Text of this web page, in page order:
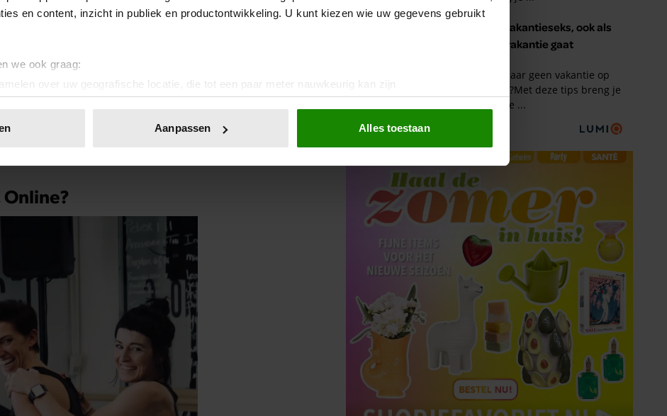
en content, inzicht in publiek en productontwikkeling. U kunt kiezen wie uw gegevens gebruikt
we ook graag:
over uw geografische locatie, die tot een paar meter nauwkeurig kan zijn
door het actief te scannen op specifieke eigenschappen (fingerprinting)
wijzigen of intrekken in de Cookieverklaring.
om content en advertenties te personaliseren, om functies voor social media te bieden en om ons
Ook delen we informatie over uw gebruik van onze site met onze partners voor social
Deze partners kunnen deze gegevens combineren met andere informatie die u aan ze heeft
verzameld op basis van uw gebruik van hun services. U gaat akkoord met onze cookies als u
Aanpassen Alles toestaan
laat sta je op? Wat wil je gedaan hebben? Laat hierbij ruimte
en vooral ook een rustmoment voor jezelf. Timmer je dag dus
doelen.
gewoon dóen. Geen smoesjes meer, geen excuses. Je weet
en je omgeving gelukkiger gaat maken. Dus kom van die billen af